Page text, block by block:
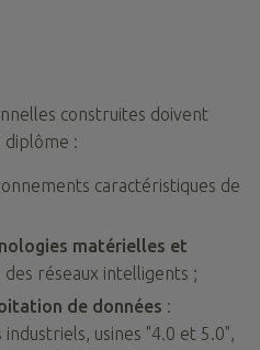
construites doivent
:
caractéristiques de
matérielles et
réseaux intelligents ;
de données :
usines "4.0 et 5.0",